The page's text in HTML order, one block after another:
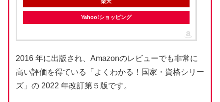
Yahoo!ショッピング
2016 年に出版され、 Amazonのレビューでも非常に
高い評価を得ている「よくわかる！国家・資格シリー
ズ」の 2022 年改訂第５版です。